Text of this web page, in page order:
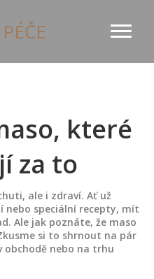
které
za to
ale i zdraví. Ať už
nebo speciální recepty, mít
Ale jak poznáte, že maso
si to shrnout na pár
obchodě nebo na trhu